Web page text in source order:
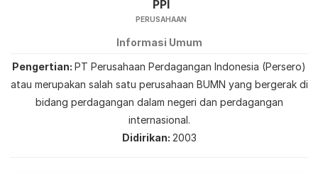
PPI
PERUSAHAAN
Informasi Umum
Pengertian PT Perusahaan Perdagangan Indonesia (Persero)
atau merupakan salah satu perusahaan BUMN yang bergerak di
bidang perdagangan dalam negeri dan perdagangan
internasional.
Didirikan 2003